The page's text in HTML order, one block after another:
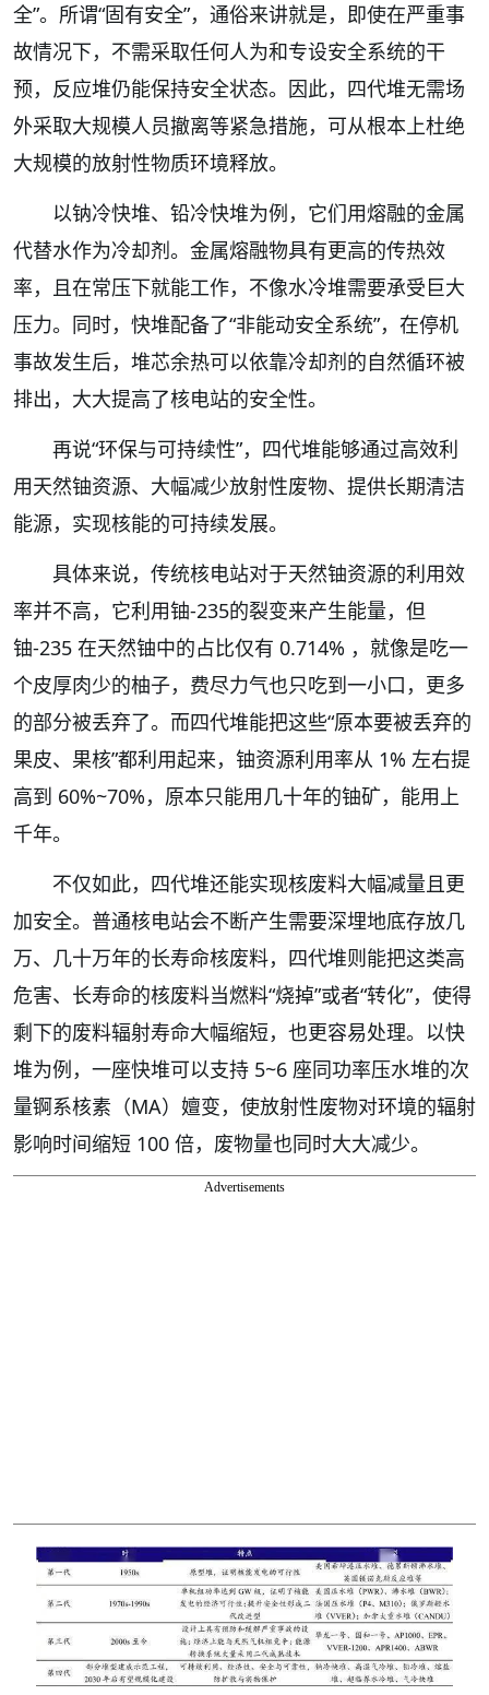
全”。所谓“固有安全”，通俗来讲就是，即使在严重事
故情况下，不需采取任何人为和专设安全系统的干
预，反应堆仍能保持安全状态。因此，四代堆无需场
外采取大规模人员撤离等紧急措施，可从根本上杜绝
大规模的放射性物质环境释放。
以钠冷快堆、铅冷快堆为例，它们用熔融的金属
代替水作为冷却剂。金属熔融物具有更高的传热效
率，且在常压下就能工作，不像水冷堆需要承受巨大
压力。同时，快堆配备了“非能动安全系统”，在停机
事故发生后，堆芯余热可以依靠冷却剂的自然循环被
排出，大大提高了核电站的安全性。
再说“环保与可持续性”，四代堆能够通过高效利
用天然铀资源、大幅减少放射性废物、提供长期清洁
能源，实现核能的可持续发展。
具体来说，传统核电站对于天然铀资源的利用效
率并不高，它利用铀-235的裂变来产生能量，但
铀-235 在天然铀中的占比仅有 0.714% ，就像是吃一
个皮厚肉少的柚子，费尽力气也只吃到一小口，更多
的部分被丢弃了。而四代堆能把这些“原本要被丢弃的
果皮、果核”都利用起来，铀资源利用率从 1% 左右提
高到 60%~70%，原本只能用几十年的铀矿，能用上
千年。
不仅如此，四代堆还能实现核废料大幅减量且更
加安全。普通核电站会不断产生需要深埋地底存放几
万、几十万年的长寿命核废料，四代堆则能把这类高
危害、长寿命的核废料当燃料“烧掉”或者“转化”，使得
剩下的废料辐射寿命大幅缩短，也更容易处理。以快
堆为例，一座快堆可以支持 5~6 座同功率压水堆的次
量锕系核素（MA）嬗变，使放射性废物对环境的辐射
影响时间缩短 100 倍，废物量也同时大大减少。
Advertisements